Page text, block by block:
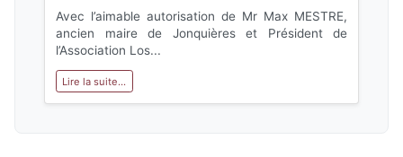
Avec l’aimable autorisation de Mr Max MESTRE,
ancien maire de Jonquières et Président de
l’Association Los...
Lire la suite...